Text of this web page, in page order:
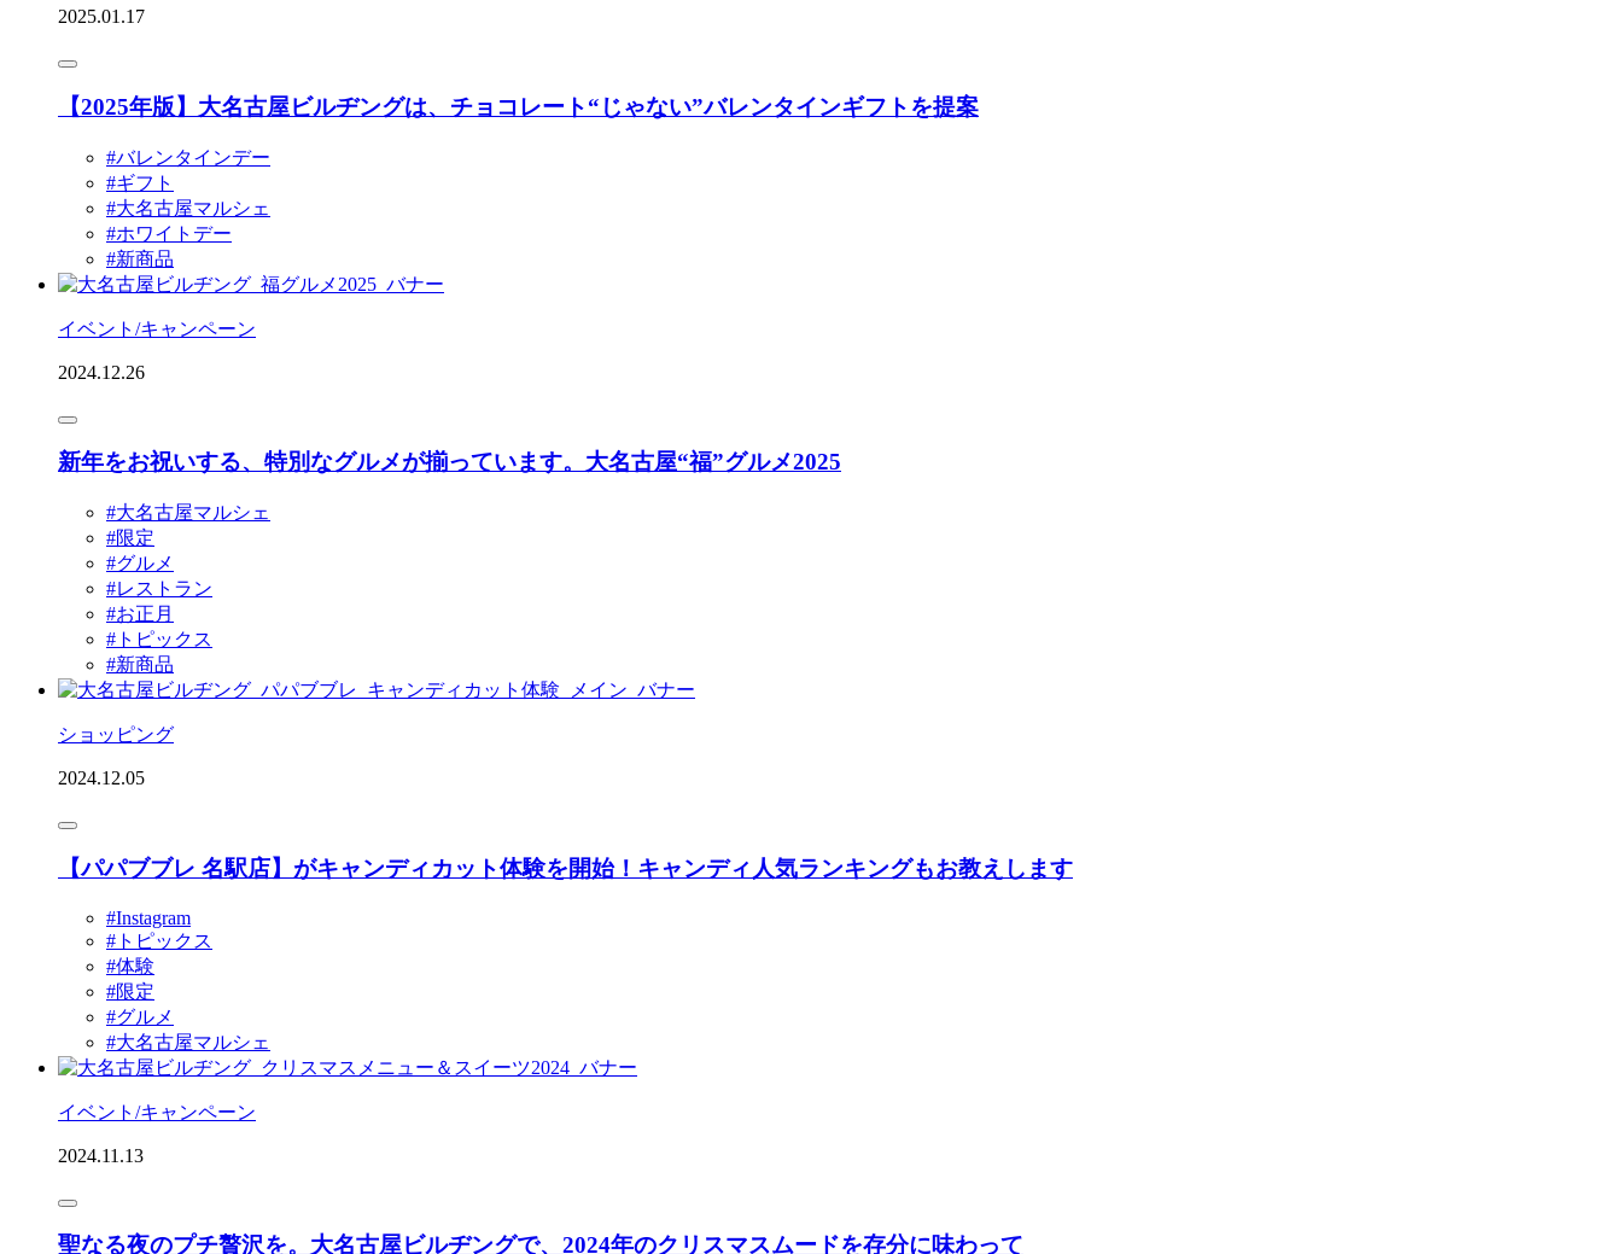
2025.01.17
【2025年版】大名古屋ビルヂングは、チョコレート“じゃない”バレンタインギフトを提案
#バレンタインデー
#ギフト
#大名古屋マルシェ
#ホワイトデー
#新商品
イベント/キャンペーン
2024.12.26
新年をお祝いする、特別なグルメが揃っています。大名古屋“福”グルメ2025
#大名古屋マルシェ
#限定
#グルメ
#レストラン
#お正月
#トピックス
#新商品
ショッピング
2024.12.05
【パパブブレ 名駅店】がキャンディカット体験を開始！キャンディ人気ランキングもお教えします
#Instagram
#トピックス
#体験
#限定
#グルメ
#大名古屋マルシェ
イベント/キャンペーン
2024.11.13
聖なる夜のプチ贅沢を。大名古屋ビルヂングで、2024年のクリスマスムードを存分に味わって